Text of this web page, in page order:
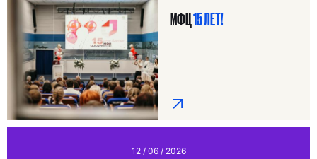
МФЦ15 ЛЕТ!
12 / 06 / 2026